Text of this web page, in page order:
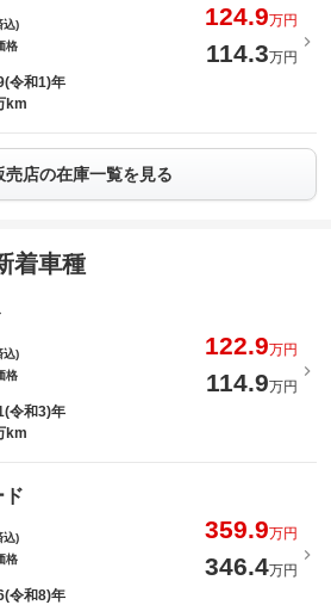
込)
124.9万円
格
114.3万円
令和1)年
km
売店の在庫一覧を見る
着車種
込)
122.9万円
格
114.9万円
令和3)年
km
ド
込)
359.9万円
格
346.4万円
令和8)年